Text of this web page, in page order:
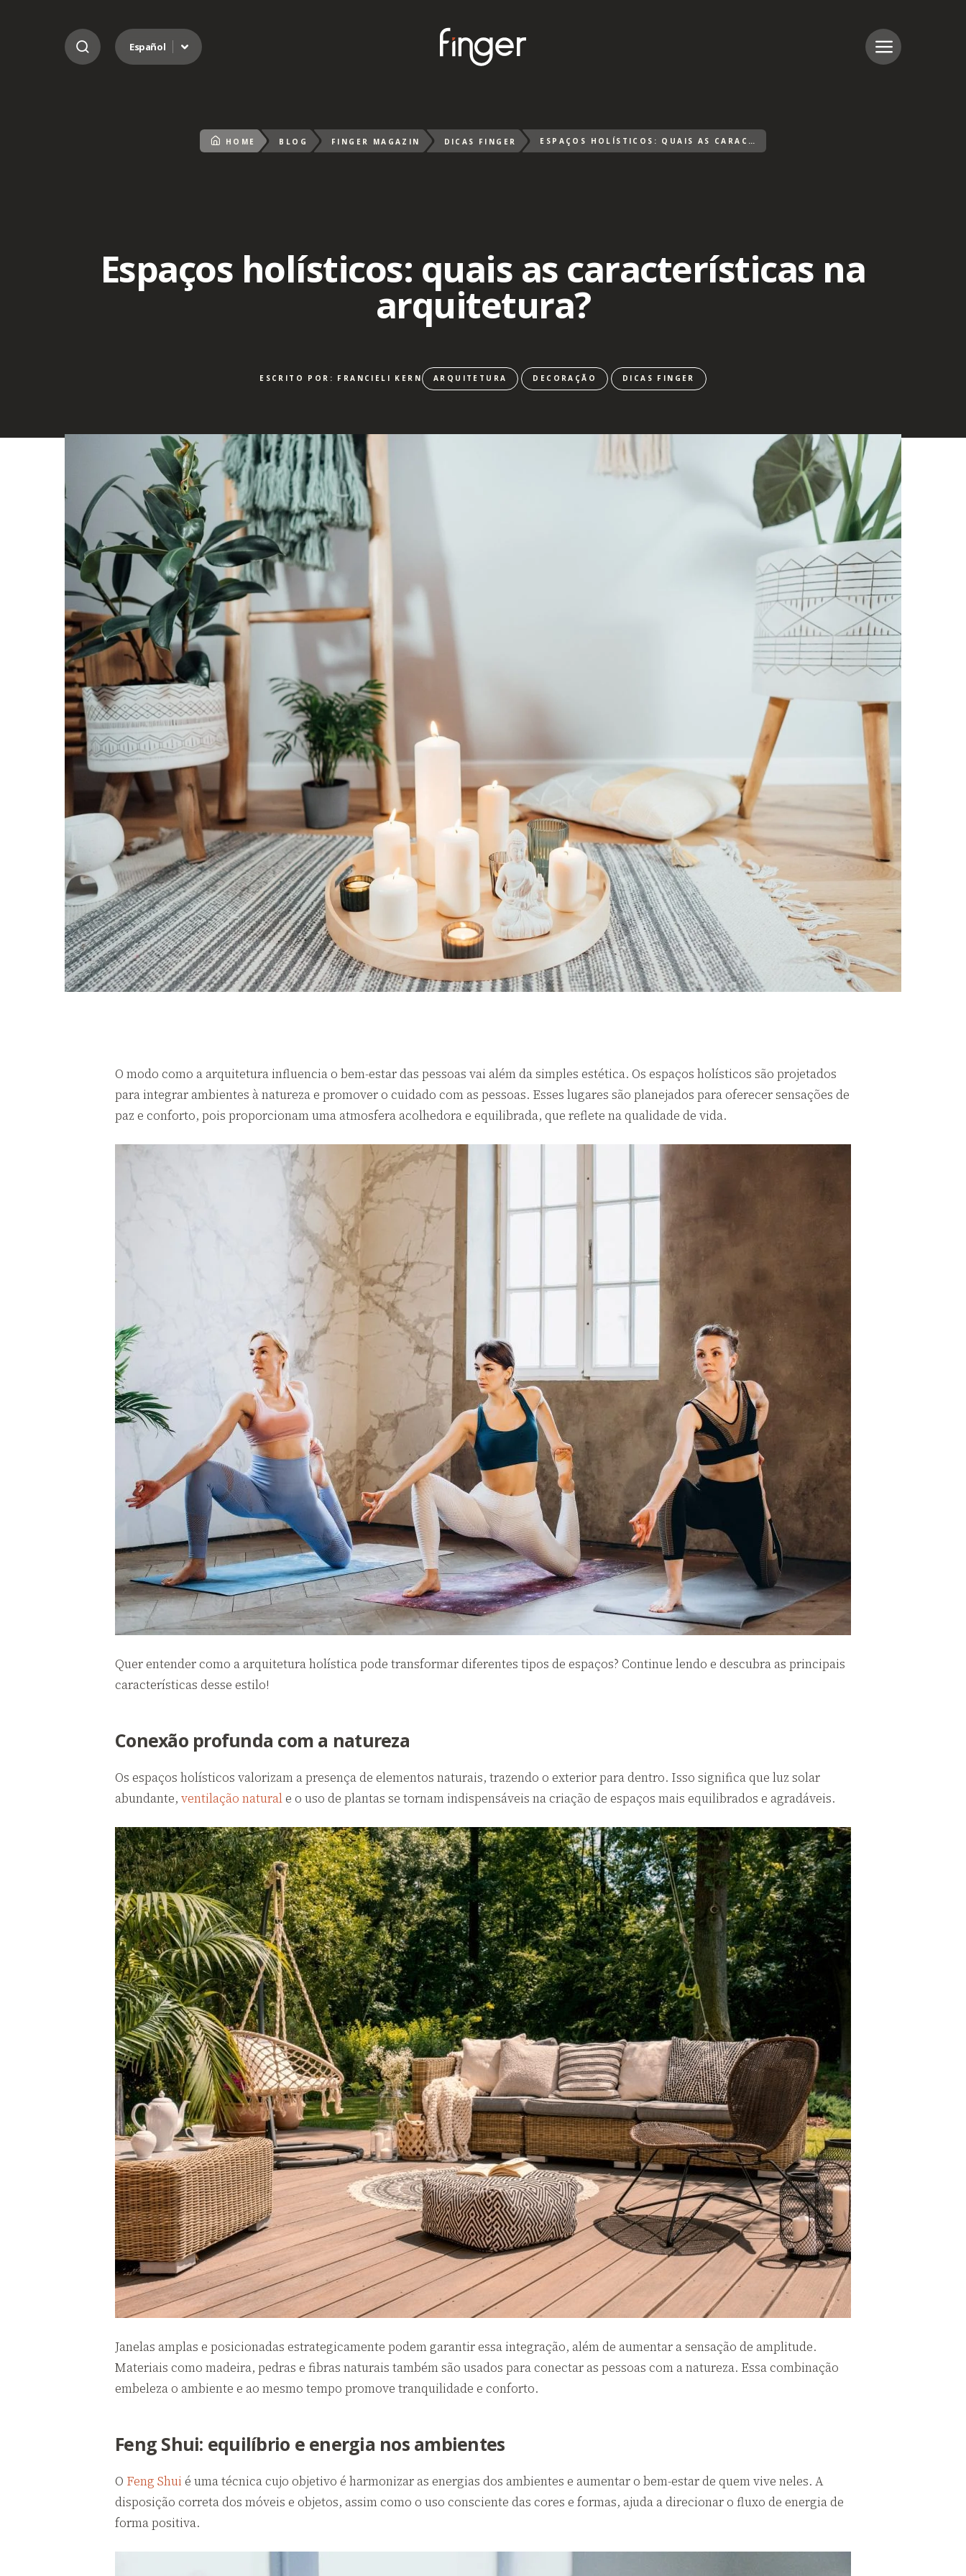
Ir al contenido
Español
HOME BLOG FINGER MAGAZIN DICAS FINGER ESPAÇOS HOLÍSTICOS: QUAIS AS CARACTERÍSTICAS NA ARQUITETURA?
Espaços holísticos: quais as características na
arquitetura?
ESCRITO POR: FRANCIELI KERN ARQUITETURA DECORAÇÃO DICAS FINGER
O modo como a arquitetura influencia o bem-estar das pessoas vai além da simples estética. Os espaços holísticos são projetados
para integrar ambientes à natureza e promover o cuidado com as pessoas. Esses lugares são planejados para oferecer sensações de
paz e conforto, pois proporcionam uma atmosfera acolhedora e equilibrada, que reflete na qualidade de vida.
Quer entender como a arquitetura holística pode transformar diferentes tipos de espaços? Continue lendo e descubra as principais
características desse estilo!
Conexão profunda com a natureza
Os espaços holísticos valorizam a presença de elementos naturais, trazendo o exterior para dentro. Isso significa que luz solar
abundante, ventilação naturale o uso de plantas se tornam indispensáveis na criação de espaços mais equilibrados e agradáveis.
Janelas amplas e posicionadas estrategicamente podem garantir essa integração, além de aumentar a sensação de amplitude.
Materiais como madeira, pedras e fibras naturais também são usados para conectar as pessoas com a natureza. Essa combinação
embeleza o ambiente e ao mesmo tempo promove tranquilidade e conforto.
Feng Shui: equilíbrio e energia nos ambientes
O Feng Shui é uma técnica cujo objetivo é harmonizar as energias dos ambientes e aumentar o bem-estar de quem vive neles. A
disposição correta dos móveis e objetos, assim como o uso consciente das cores e formas, ajuda a direcionar o fluxo de energia de
forma positiva.